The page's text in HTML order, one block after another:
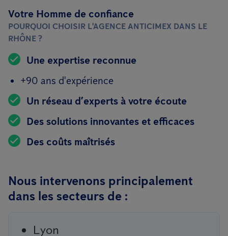
Votre Homme de confiance
POURQUOI CHOISIR L'AGENCE ANTICIMEX DANS LE
RHÔNE ?
Une expertise reconnue
+90 ans d'expérience
Un réseau d’experts à votre écoute
Des solutions innovantes et efficaces
Des coûts maîtrisés
Nous intervenons principalement
dans les secteurs de :
Lyon